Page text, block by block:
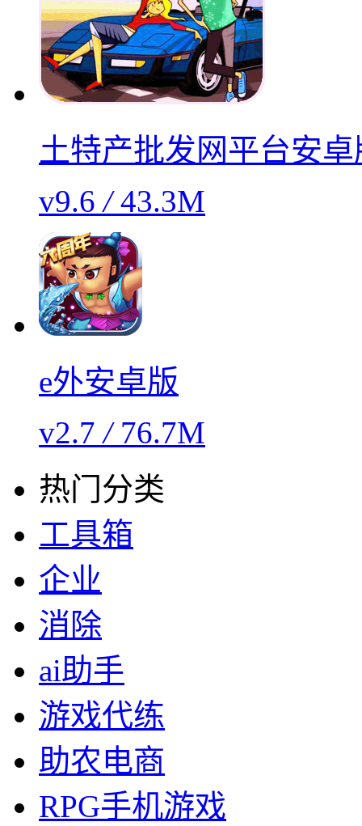
土特产批发网平台安卓
v9.6/43.3M
e外安卓版
v2.7/76.7M
热门分类
工具箱
企业
消除
ai助手
游戏代练
助农电商
RPG手机游戏